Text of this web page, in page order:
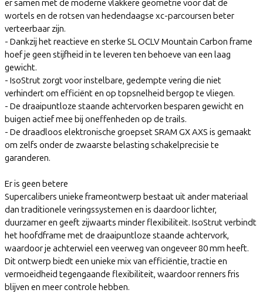
er samen met de moderne vlakkere geometrie voor dat de
wortels en de rotsen van hedendaagse xc-parcoursen beter
verteerbaar zijn.
- Dankzij het reactieve en sterke SL OCLV Mountain Carbon frame
hoef je geen stijfheid in te leveren ten behoeve van een laag
gewicht.
- IsoStrut zorgt voor instelbare, gedempte vering die niet
verhindert om efficiënt en op topsnelheid bergop te vliegen.
- De draaipuntloze staande achtervorken besparen gewicht en
buigen actief mee bij oneffenheden op de trails.
- De draadloos elektronische groepset SRAM GX AXS is gemaakt
om zelfs onder de zwaarste belasting schakelprecisie te
garanderen.
Er is geen betere
Supercalibers unieke frameontwerp bestaat uit ander materiaal
dan traditionele veringssystemen en is daardoor lichter,
duurzamer en geeft zijwaarts minder flexibiliteit. IsoStrut verbindt
het hoofdframe met de draaipuntloze staande achtervork,
waardoor je achterwiel een veerweg van ongeveer 80 mm heeft.
Dit ontwerp biedt een unieke mix van efficiëntie, tractie en
vermoeidheid tegengaande flexibiliteit, waardoor renners fris
blijven en meer controle hebben.